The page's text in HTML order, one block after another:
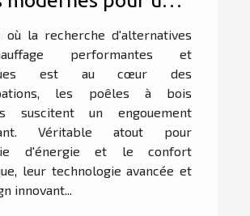
efficace
où la recherche d'alternatives
performantes et
est au cœur des
les poêles à bois
suscitent un engouement
Véritable atout pour
d'énergie et le confort
leur technologie avancée et
innovant...